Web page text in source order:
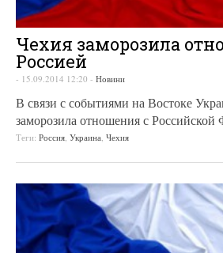
Чехия заморозила
Россией
- 15.09.2014 12:20 - Новини
В связи с событиями на Востоке
заморозила отношения с Российской
Теги: Россия Украина Чехия